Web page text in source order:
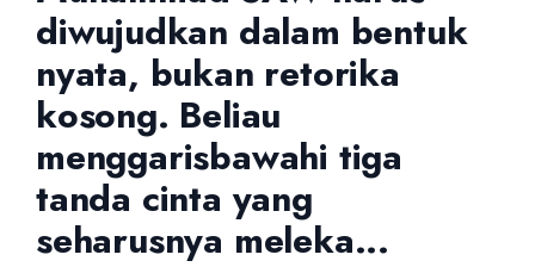
diwujudkan dalam bentuk
nyata, bukan retorika
kosong. Beliau
menggarisbawahi tiga
tanda cinta yang
seharusnya meleka...